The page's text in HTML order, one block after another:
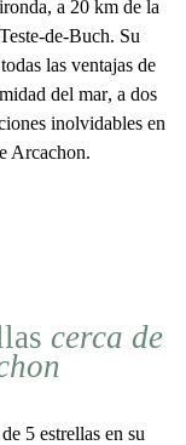
, a 20 km de la
de-Buch. Su
las ventajas de
del mar, a dos
inolvidables en
Arcachon.
cerca de
5 estrellasen su